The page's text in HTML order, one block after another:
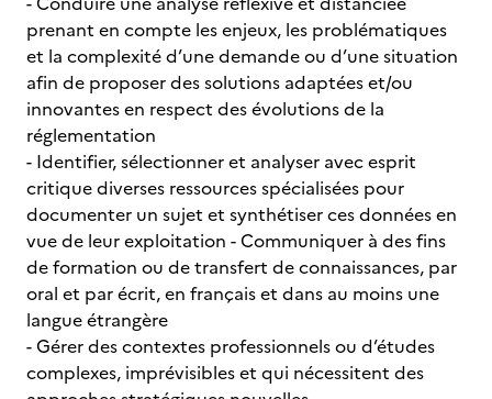
prenant en compte les enjeux, les problématiques
et la complexité d’une demande ou d’une situation
afin de proposer des solutions adaptées et/ou
innovantes en respect des évolutions de la
réglementation
- Identifier, sélectionner et analyser avec esprit
critique diverses ressources spécialisées pour
documenter un sujet et synthétiser ces données en
vue de leur exploitation - Communiquer à des fins
de formation ou de transfert de connaissances, par
oral et par écrit, en français et dans au moins une
langue étrangère
- Gérer des contextes professionnels ou d’études
complexes, imprévisibles et qui nécessitent des